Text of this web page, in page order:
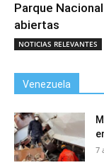
Parque
abiertas
NOTICIAS RELEVANTES
Venezuela
7